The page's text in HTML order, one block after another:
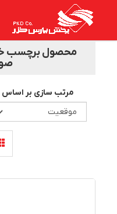
محصول برچسب
مرتب سازی بر اساس